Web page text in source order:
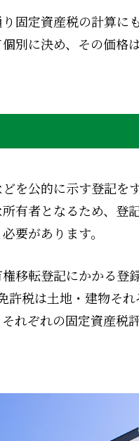
固定資産税の計算に
別に決め、その価格
を公的に示す登記を
有者となるため、登
要があります。
移転登記にかかる登
税は土地・建物そ
れぞれの固定資産税